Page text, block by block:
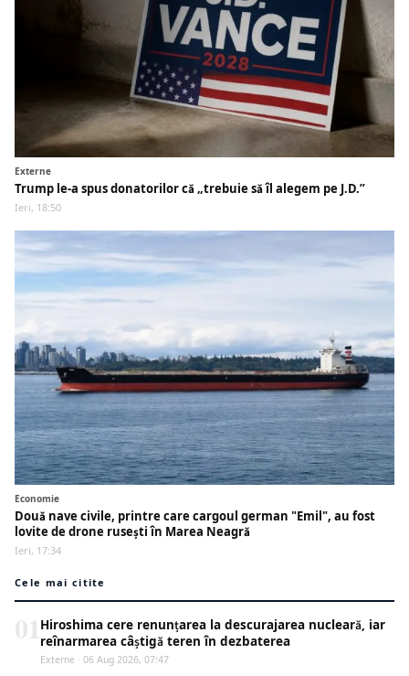
Externe
Trump le-a spus donatorilor că „trebuie să îl alegem pe J.D.”
Ieri, 18:50
Economie
Două nave civile, printre care cargoul german "Emil", au fost
lovite de drone rusești în Marea Neagră
Ieri, 17:34
Cele mai citite
Hiroshima cere renunțarea la descurajarea nucleară, iar
reînarmarea câștigă teren în dezbaterea
Externe · 06 Aug 2026, 07:47